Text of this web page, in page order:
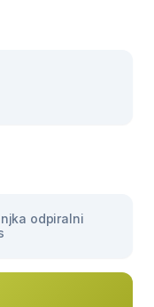
odpiralni